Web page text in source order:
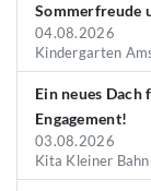
Sommerfreude
04.08.2026
Kindergarten
Ein neues
Engagement!
03.08.2026
Kita Kleiner